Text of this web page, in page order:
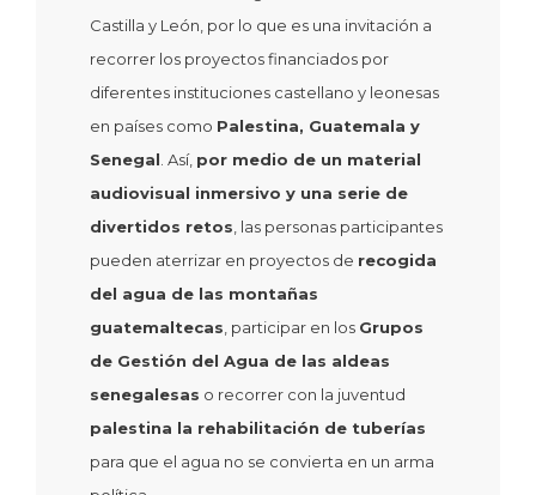
Castilla y León, por lo que es una invitación a
recorrer los proyectos financiados por
diferentes instituciones castellano y leonesas
en países como Palestina, Guatemala y
Senegal . Así, por medio de un material
audiovisual inmersivo y una serie de
divertidos retos , las personas participantes
pueden aterrizar en proyectos de recogida
del agua de las montañas
guatemaltecas , participar en los Grupos
de Gestión del Agua de las aldeas
senegalesas o recorrer con la juventud
palestina la rehabilitación de tuberías
para que el agua no se convierta en un arma